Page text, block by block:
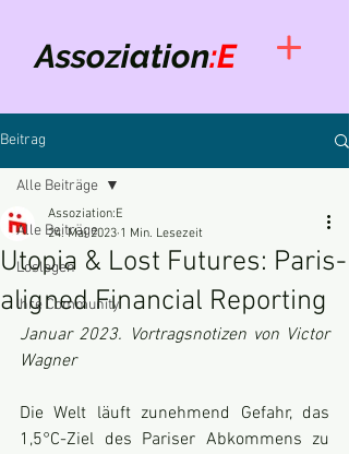
Assoziation:E
Beitrag
Alle Beiträge
Loslegen
Ihre Community
Alle Beiträge
Utopia & Lost Futures: Paris-
aligned Financial Reporting
Assoziation:E
24. Mai 2023 1 Min. Lesezeit
Januar 2023. Vortragsnotizen von Victor
Wagner
Die Welt läuft zunehmend Gefahr, das
1,5°C-Ziel des Pariser Abkommens zu